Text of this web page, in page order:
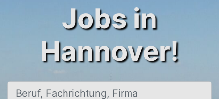
Jobs in
Hannover!
Beruf, Fachrichtung, Firma